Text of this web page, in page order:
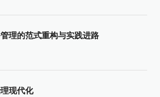
理的范式重构与实践进路
现代化